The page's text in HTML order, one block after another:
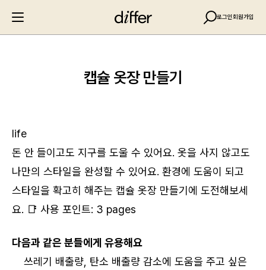
로그인회원가입
캡슐 옷장 만들기
life
돈 안 들이고도 지구를 도울 수 있어요. 옷을 사지 않고도
나만의 스타일을 완성할 수 있어요. 환경에 도움이 되고
스타일을 확고히 해주는 캡슐 옷장 만들기에 도전해보세
요. 📑 사용 포인트: 3 pages
다음과 같은 분들에게 유용해요
쓰레기 배출량, 탄소 배출량 감소에 도움을 주고 싶은